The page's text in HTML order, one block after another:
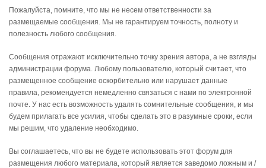
Пожалуйста, помните, что мы не несем ответственности за
размещаемые сообщения. Мы не гарантируем точность, полноту и
полезность любого сообщения.
Сообщения отражают исключительно точку зрения автора, а не взгляды
администрации форума. Любому пользователю, который считает, что
размещенное сообщение оскорбительно или нарушает данные
правила, рекомендуется немедленно связаться с нами по электронной
почте. У нас есть возможность удалять сомнительные сообщения, и мы
будем прилагать все усилия, чтобы сделать это в разумные сроки, если
мы решим, что удаление необходимо.
Вы соглашаетесь, что вы не будете использовать этот форум для
размещения любого материала, который является заведомо ложным и /